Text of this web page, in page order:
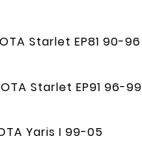
Starlet EP81 90-96
Starlet EP91 96-99
Yaris I 99-05